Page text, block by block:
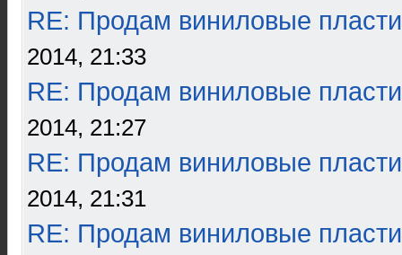
RE: Продам виниловые
2014, 21:33
RE: Продам виниловые
2014, 21:27
RE: Продам виниловые
2014, 21:31
RE: Продам виниловые